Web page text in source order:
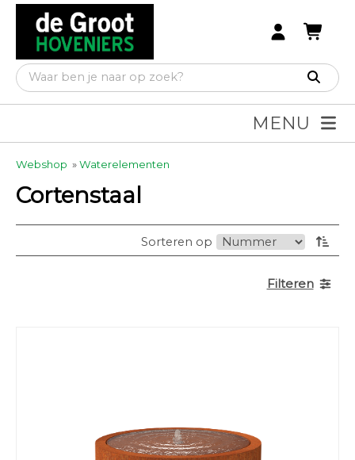
MENU
Webshop »Waterelementen
Cortenstaal
Sorteren op
Filteren